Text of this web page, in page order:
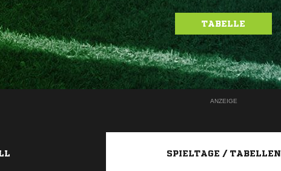
TABELLE
ANZEIGE
SPIELTAGE / TABELLEN